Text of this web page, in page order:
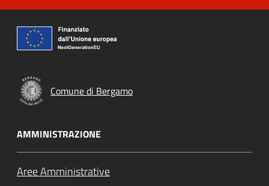
Comune di Bergamo
AMMINISTRAZIONE
Aree Amministrative